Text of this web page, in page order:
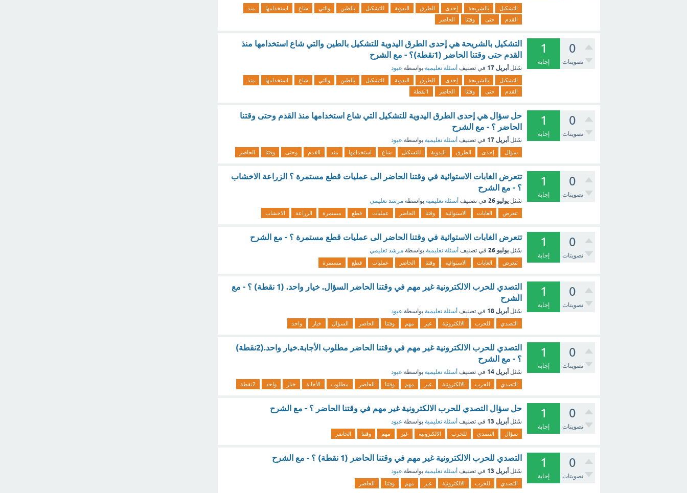
التشكيل بالشريحة إحدى الطرق اليدوية للتشكيل بالطين والتي شاع استخدامها
منذ
القدم
حتى وقتنا الحاضر
0
تصويتات
1
إجابة
التشكيل بالشريحة هي إحدى الطرق اليدوية للتشكيل بالطين والتي شاع استخدامها منذ
القدم حتى وقتنا الحاضر (1نقطة)؟ - مع الشرح
سُئل أبريل 17 في تصنيف أسئلة تعليمية بواسطة عبود
التشكيل بالشريحة إحدى الطرق اليدوية للتشكيل بالطين والتي شاع استخدامها
منذ
القدم
حتى وقتنا الحاضر 1نقطة
0
تصويتات
1
إجابة
حل سؤال هي إحدى الطرق اليدوية للتشكيل التي شاع استخدامها منذ القدم وحتى وقتنا
الحاضر ؟ - مع الشرح
سُئل أبريل 17 في تصنيف أسئلة تعليمية بواسطة عبود
سؤال إحدى الطرق اليدوية للتشكيل شاع استخدامها منذ القدم وحتى وقتنا الحاضر
0
تصويتات
1
إجابة
تتعرض الغابات الاستوائية في وقتنا الحاضر الى عمليات قطع مستمرة ؟ الزراعة الاخشاب
؟ - مع الشرح
سُئل يوليو 26 في تصنيف أسئلة تعليمية بواسطة مرشد تعليمي
تتعرض الغابات الاستوائية وقتنا الحاضر عمليات قطع مستمرة الزراعة الاخشاب
0
تصويتات
1
إجابة
تتعرض الغابات الاستوائية في وقتنا الحاضر الى عمليات قطع مستمرة ؟ - مع الشرح
سُئل يوليو 26 في تصنيف أسئلة تعليمية بواسطة مرشد تعليمي
تتعرض الغابات الاستوائية وقتنا الحاضر عمليات قطع مستمرة
0
تصويتات
1
إجابة
التصدي للحرب الالكترونية غير مهم في وقتنا الحاضر السؤال. خيار واحد. (1 نقطة) ؟ - مع
الشرح
سُئل أبريل 18 في تصنيف أسئلة تعليمية بواسطة عبود
التصدي للحرب الالكترونية غير مهم وقتنا الحاضر السؤال خيار واحد
0
تصويتات
1
إجابة
التصدي للحرب الالكترونية غير مهم في وقتنا الحاضر مطلوب الأجابة.خيار واحد.(2نقطة)
؟ - مع الشرح
سُئل أبريل 14 في تصنيف أسئلة تعليمية بواسطة عبود
التصدي للحرب الالكترونية غير مهم وقتنا الحاضر مطلوب الأجابة خيار واحد 2نقطة
0
تصويتات
1
إجابة
حل سؤال التصدي للحرب الالكترونية غير مهم في وقتنا الحاضر ؟ - مع الشرح
سُئل أبريل 13 في تصنيف أسئلة تعليمية بواسطة عبود
سؤال التصدي للحرب الالكترونية غير مهم وقتنا الحاضر
0
تصويتات
1
إجابة
التصدي للحرب الالكترونية غير مهم في وقتنا الحاضر (1 نقطة) ؟ - مع الشرح
سُئل أبريل 13 في تصنيف أسئلة تعليمية بواسطة عبود
التصدي للحرب الالكترونية غير مهم وقتنا الحاضر